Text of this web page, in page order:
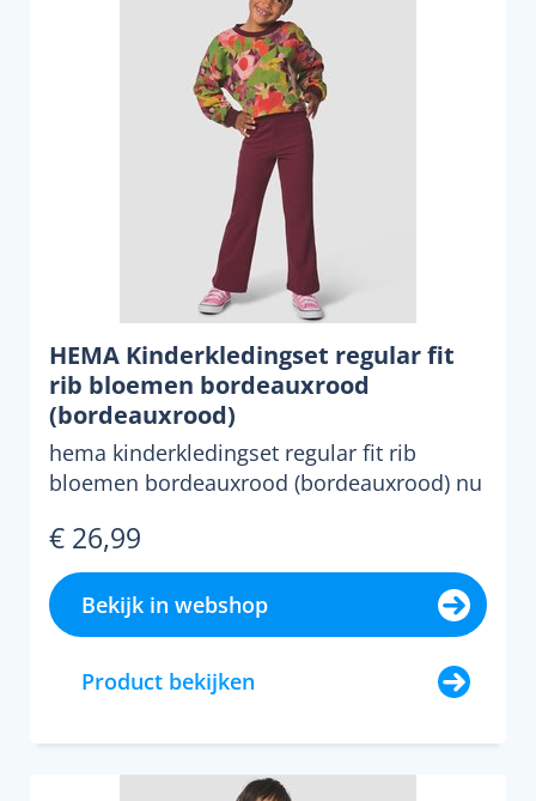
HEMA Kinderkledingset regular fit
rib bloemen bordeauxrood
(bordeauxrood)
hema kinderkledingset regular fit rib
bloemen bordeauxrood (bordeauxrood) nu
€ 26,99
Bekijk in webshop
Product bekijken